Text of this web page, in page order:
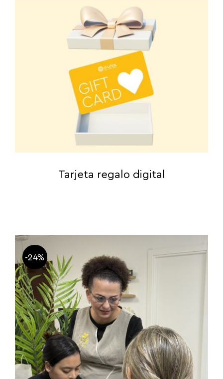
Tarjeta regalo digital
-24%